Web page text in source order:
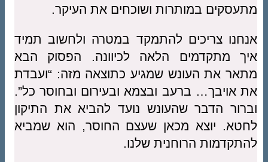
מתעסקים במותרות ושוכחים את העיקר.
אנחנו צריכים להתמקד במטרה ולחשוב תמיד
איך מתקדמים הלאה לכיוונה. הפסוק הבא
מתאר את העונש שמגיע כתוצאה מזה: “ועבדת
את אויבך… ברעב ובצמא ובעירום ובחוסר כל”.
וברור הדבר שהעונש נועד להביא את התיקון
לחטא. יוצא מכאן שעצם החוסר, הוא שמביא
להתקדמות הרוחנית שלנו.